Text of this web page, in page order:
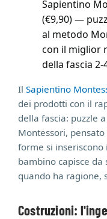
Sapientino
(€9,90) —
al metodo
con il miglior
della fascia 2-
Il Sapientino
dei prodotti con il
della fascia: puzzle
Montessori,
forme si
bambino capisce
quando ha ragione,
Costruzioni: